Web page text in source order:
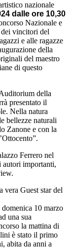
nazionale
dalle ore 10,30
Nazionale e
dei vincitori del
e alle ragazze
della
del maestro
di questo
della
presentato il
Nella natura
bellezze naturali
Zanone e con la
Ferrero nel
autori importanti,
vera Guest star del
10 marzo
una sua
la mattina di
è stato il primo
abita da anni a